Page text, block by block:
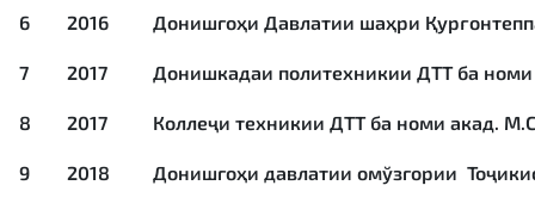
6 2016 Донишгоҳи Давлатии шаҳри
7 2017 Донишкадаи политехникии ДТТ ба
8 2017 Коллеҷи техникии ДТТ ба номи акад.
9 2018 Донишгоҳи давлатии омўзгории